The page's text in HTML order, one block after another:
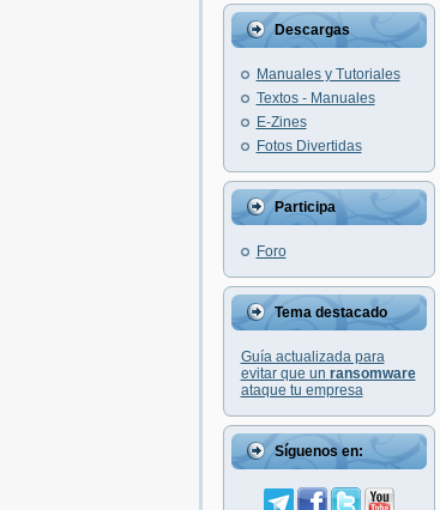
Descargas
Manuales y Tutoriales
Textos - Manuales
E-Zines
Fotos Divertidas
Participa
Foro
Tema destacado
Guía actualizada para
evitar que un ransomware
ataque tu empresa
Síguenos en: